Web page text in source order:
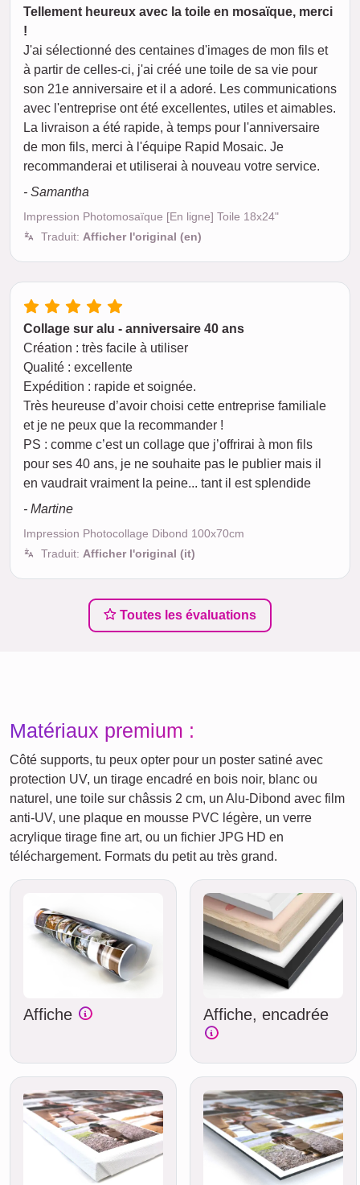
Tellement heureux avec la toile en mosaïque, merci
!
J'ai sélectionné des centaines d'images de mon fils et
à partir de celles-ci, j'ai créé une toile de sa vie pour
son 21e anniversaire et il a adoré. Les communications
avec l'entreprise ont été excellentes, utiles et aimables.
La livraison a été rapide, à temps pour l'anniversaire
de mon fils, merci à l'équipe Rapid Mosaic. Je
recommanderai et utiliserai à nouveau votre service.
- Samantha
Impression Photomosaïque [En ligne] Toile 18x24"
Traduit: Afficher l'original (en)
Collage sur alu - anniversaire 40 ans
Création : très facile à utiliser
Qualité : excellente
Expédition : rapide et soignée.
Très heureuse d’avoir choisi cette entreprise familiale
et je ne peux que la recommander !
PS : comme c’est un collage que j’offrirai à mon fils
pour ses 40 ans, je ne souhaite pas le publier mais il
en vaudrait vraiment la peine... tant il est splendide
- Martine
Impression Photocollage Dibond 100x70cm
Traduit: Afficher l'original (it)
Toutes les évaluations
Matériaux premium :
Côté supports, tu peux opter pour un poster satiné avec
protection UV, un tirage encadré en bois noir, blanc ou
naturel, une toile sur châssis 2 cm, un Alu-Dibond avec film
anti-UV, une plaque en mousse PVC légère, un verre
acrylique tirage fine art, ou un fichier JPG HD en
téléchargement. Formats du petit au très grand.
Affiche Affiche, encadrée